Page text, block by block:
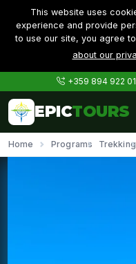
This website uses
experience and provide
to use our site, you agree
about our
+359 894 922
EPICTOURS
Home Programs Trekking